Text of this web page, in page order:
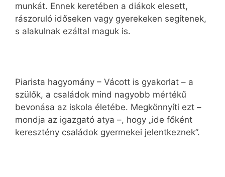
munkát. Ennek keretében a diákok elesett,
rászoruló időseken vagy gyerekeken segítenek,
s alakulnak ezáltal maguk is.
Piarista hagyomány – Vácott is gyakorlat – a
szülők, a családok mind nagyobb mértékű
bevonása az iskola életébe. Megkönnyíti ezt –
mondja az igazgató atya –, hogy „ide főként
keresztény családok gyermekei jelentkeznek”.